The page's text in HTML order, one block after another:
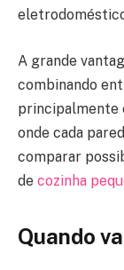
A grande
combinando
principalmente
onde cada
comparar
de cozinha
Quando